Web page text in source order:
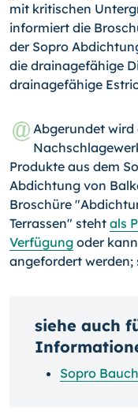
mit kritischen
informiert die
der Sopro
die drainagefähige
drainagefähige
Abgerundet
Produkte aus dem
Abdichtung von
Broschüre
Terrassen" steht als
Verfügung oder
angefordert werden;
siehe auch
Sopro